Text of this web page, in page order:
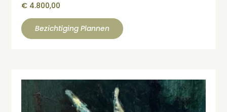
€ 4.800,00
Bezichtiging Plannen